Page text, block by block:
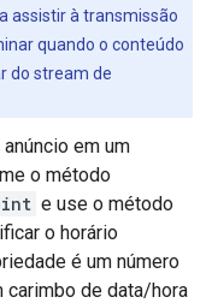
assistir à transmissão
quando o conteúdo
do stream de
em um
o método
e use o método
o horário
é um número
carimbo de data/hora